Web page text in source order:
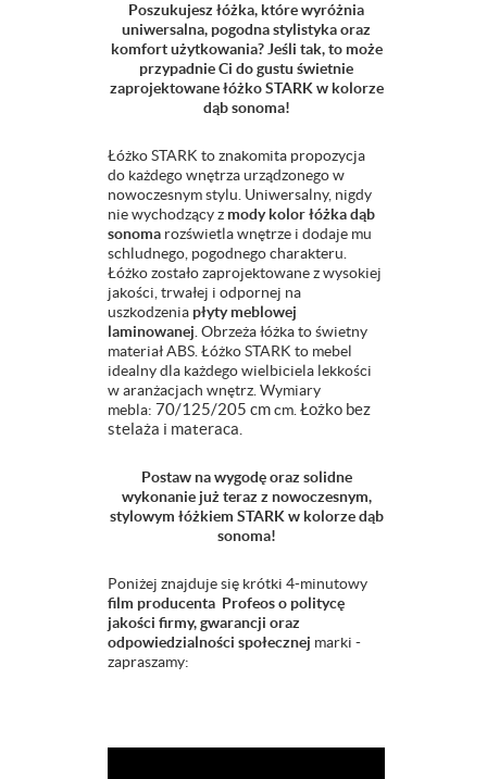
Poszukujesz łóżka, które wyróżnia
uniwersalna, pogodna stylistyka oraz
komfort użytkowania? Jeśli tak, to może
przypadnie Ci do gustu świetnie
zaprojektowane łóżko STARK w kolorze
dąb sonoma!
Łóżko STARK to znakomita propozycja
do każdego wnętrza urządzonego w
nowoczesnym stylu. Uniwersalny, nigdy
nie wychodzący z mody kolor łóżka dąb
sonoma rozświetla wnętrze i dodaje mu
schludnego, pogodnego charakteru.
Łóżko zostało zaprojektowane z wysokiej
jakości, trwałej i odpornej na
uszkodzenia płyty meblowej
laminowanej. Obrzeża łóżka to świetny
materiał ABS. Łóżko STARK to mebel
idealny dla każdego wielbiciela lekkości
w aranżacjach wnętrz. Wymiary
mebla: 70/125/205 cmcm.Łożko bez
stelaża i materaca.
Postaw na wygodę oraz solidne
wykonanie już teraz z nowoczesnym,
stylowym łóżkiem STARK w kolorze dąb
sonoma!
Poniżej znajduje się krótki 4-minutowy
film producenta Profeos o politycę
jakości firmy, gwarancji oraz
odpowiedzialności społecznej marki -
zapraszamy: